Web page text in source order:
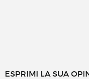
ESPRIMI LA SUA